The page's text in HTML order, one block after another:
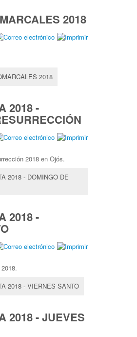
2018
2018
2018 -
2018 en Ojós.
2018 - DOMINGO DE
2018 -
2018 - VIERNES SANTO
2018 - JUEVES